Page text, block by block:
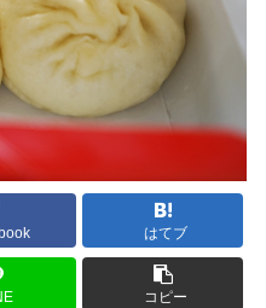
はてブ
コピー